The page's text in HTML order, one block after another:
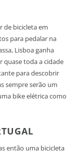
de bicicleta em
para pedalar na
Lisboa ganha
quase toda a cidade
para descobrir
sempre serão um
bike elétrica como
então uma bicicleta